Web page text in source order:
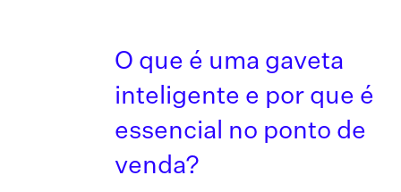
O que é uma gaveta
inteligente e por que é
essencial no ponto de
venda?